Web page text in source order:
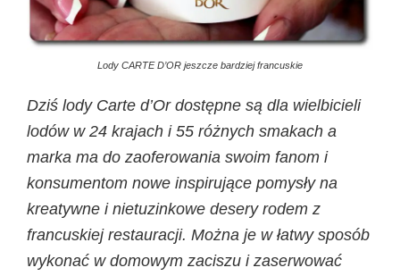
Lody CARTE D’OR jeszcze bardziej francuskie
Dziś lody Carte d’Or dostępne są dla wielbicieli
lodów w 24 krajach i 55 różnych smakach a
marka ma do zaoferowania swoim fanom i
konsumentom nowe inspirujące pomysły na
kreatywne i nietuzinkowe desery rodem z
francuskiej restauracji. Można je w łatwy sposób
wykonać w domowym zaciszu i zaserwować